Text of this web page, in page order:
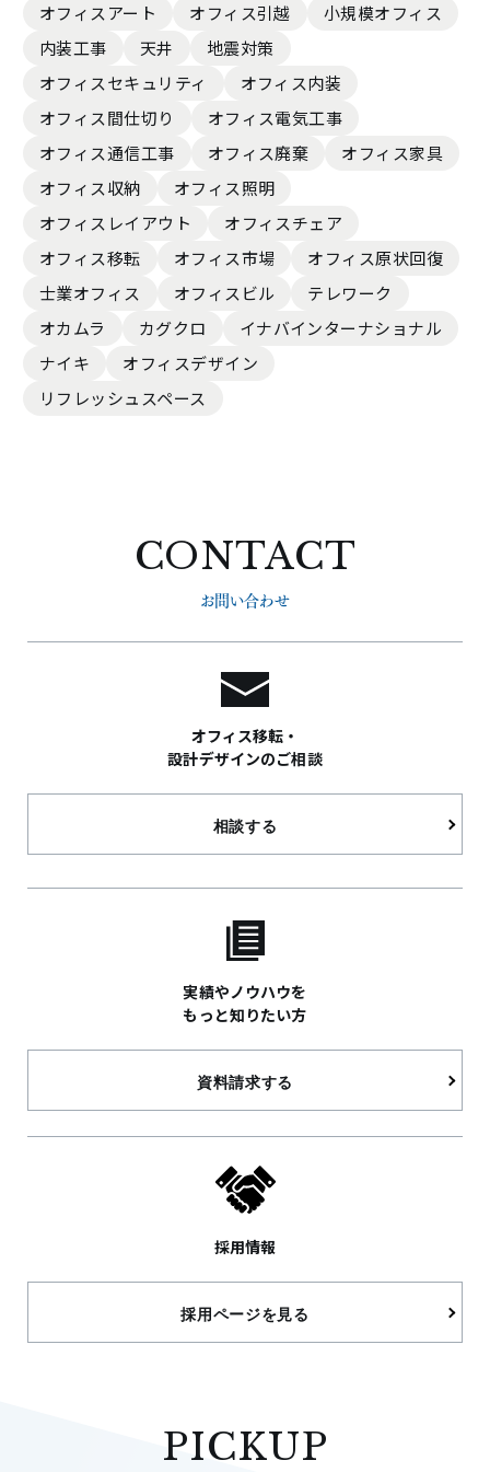
オフィスアート
オフィス引越
小規模オフィス
内装工事
天井
地震対策
オフィスセキュリティ
オフィス内装
オフィス間仕切り
オフィス電気工事
オフィス通信工事
オフィス廃棄
オフィス家具
オフィス収納
オフィス照明
オフィスレイアウト
オフィスチェア
オフィス移転
オフィス市場
オフィス原状回復
士業オフィス
オフィスビル
テレワーク
オカムラ
カグクロ
イナバインターナショナル
ナイキ
オフィスデザイン
リフレッシュスペース
CONTACT
お問い合わせ
オフィス移転・
設計デザインのご相談
相談する
実績やノウハウを
もっと知りたい方
資料請求する
採用情報
採用ページを見る
PICKUP